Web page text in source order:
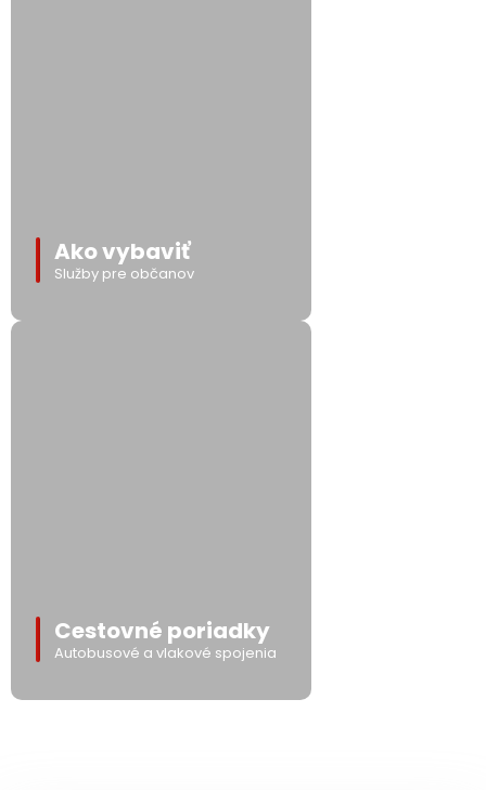
Ako vybaviť
Služby pre občanov
Cestovné poriadky
Autobusové a vlakové spojenia